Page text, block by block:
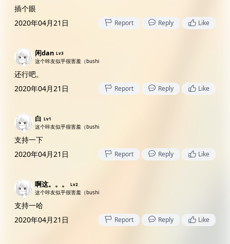
插个眼
2020年04月21日
Report Reply Like
闲dan Lv3
这个咔友似乎很害羞（bushi
还行吧。
2020年04月21日
Report Reply Like
白 Lv1
这个咔友似乎很害羞（bushi
支持一下
2020年04月21日
Report Reply Like
啊这。。。 Lv2
这个咔友似乎很害羞（bushi
支持一哈
2020年04月21日
Report Reply Like